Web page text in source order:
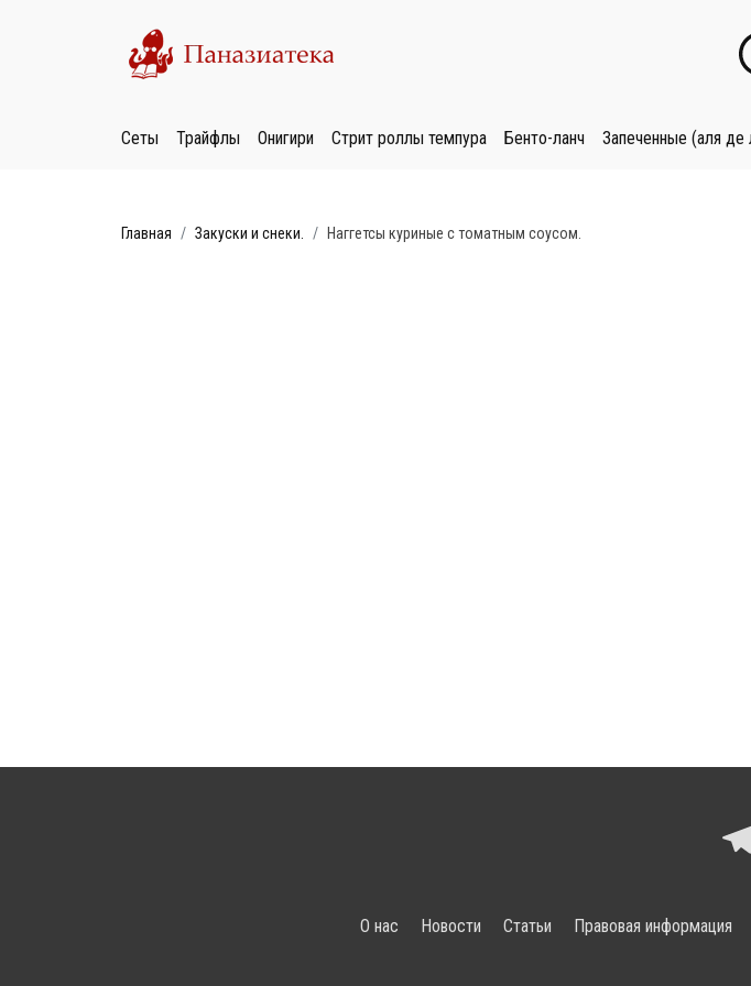
Сеты Трайфлы Онигири Стрит роллы темпура Бенто-ланч Запеченные (аля де
Главная Закуски и снеки. Наггетсы куриные с томатным соусом.
О нас Новости Статьи Правовая информация